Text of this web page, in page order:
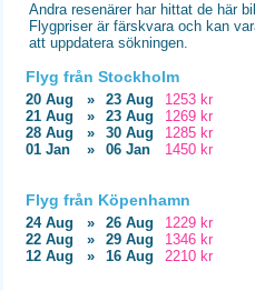
Andra resenärer har hittat de här
Flygpriser är färskvara och kan
att uppdatera sökningen.
Flyg från Stockholm
20 Aug » 23 Aug
1253 kr
21 Aug
» 23 Aug
1269 kr
28 Aug
» 30 Aug
1285 kr
01 Jan
» 06 Jan 1450 kr
Flyg från Köpenhamn
24 Aug » 26 Aug
1229 kr
22 Aug
» 29 Aug
1346 kr
12 Aug
» 16 Aug 2210 kr